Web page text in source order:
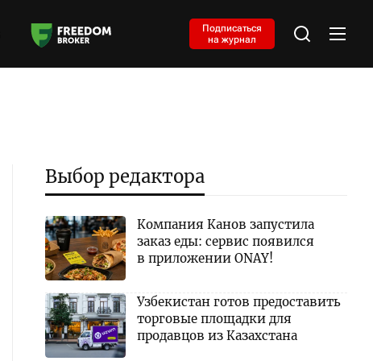
Подписаться
на журнал
Выбор редактора
Компания Канов запустила
заказ еды: сервис появился
в приложении ONAY!
Узбекистан готов предоставить
торговые площадки для
продавцов из Казахстана